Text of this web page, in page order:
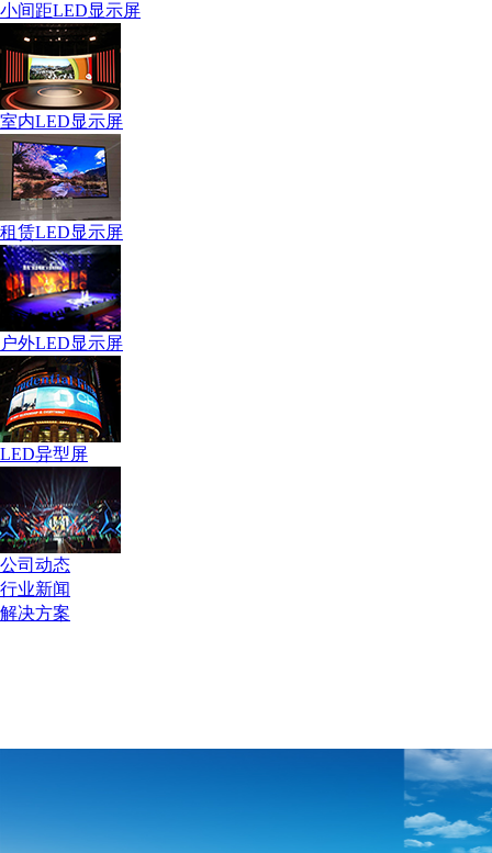
小间距LED显示屏
室内LED显示屏
租赁LED显示屏
户外LED显示屏
LED异型屏
公司动态
行业新闻
解决方案